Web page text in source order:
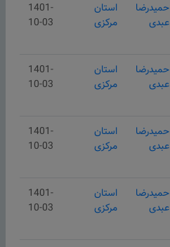
حمیدرضا
عبدی
استان
مركزی
1401-
10-03
حمیدرضا
عبدی
استان
مركزی
1401-
10-03
حمیدرضا
عبدی
استان
مركزی
1401-
10-03
حمیدرضا
عبدی
استان
مركزی
1401-
10-03